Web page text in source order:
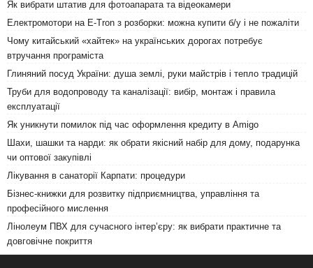
Як вибрати штатив для фотоапарата та відеокамери
Електромотори на E-Tron з розборки: можна купити б/у і не пожаліти
Чому китайський «хайтек» на українських дорогах потребує
втручання програміста
Глиняний посуд України: душа землі, руки майстрів і тепло традицій
Труби для водопроводу та каналізації: вибір, монтаж і правила
експлуатації
Як уникнути помилок під час оформлення кредиту в Amigo
Шахи, шашки та нарди: як обрати якісний набір для дому, подарунка
чи оптової закупівлі
Лікування в санаторії Карпати: процедури
Бізнес-книжки для розвитку підприємництва, управління та
професійного мислення
Лінолеум ПВХ для сучасного інтер’єру: як вибрати практичне та
довговічне покриття